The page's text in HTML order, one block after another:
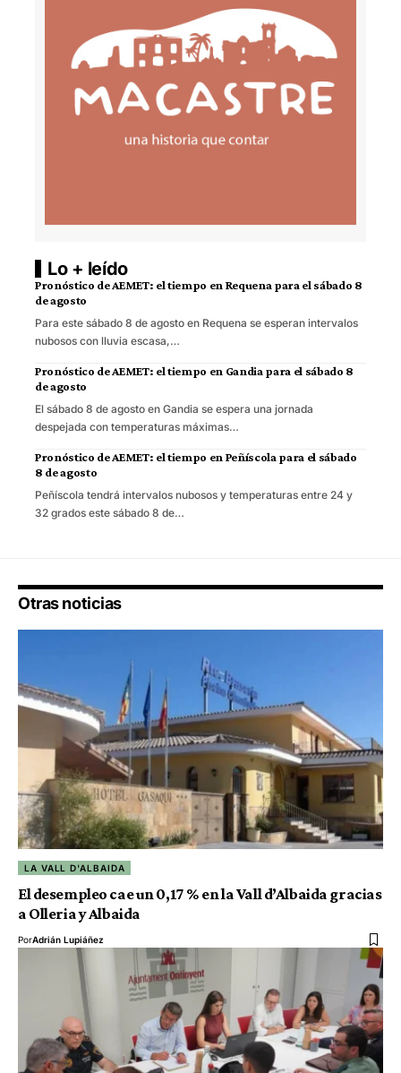
Lo + leído
Pronóstico de AEMET: el tiempo en Requena para el sábado 8
de agosto
Para este sábado 8 de agosto en Requena se esperan intervalos
nubosos con lluvia escasa,…
Pronóstico de AEMET: el tiempo en Gandia para el sábado 8
de agosto
El sábado 8 de agosto en Gandia se espera una jornada
despejada con temperaturas máximas…
Pronóstico de AEMET: el tiempo en Peñíscola para el sábado
8 de agosto
Peñíscola tendrá intervalos nubosos y temperaturas entre 24 y
32 grados este sábado 8 de…
Otras noticias
LA VALL D'ALBAIDA
El desempleo cae un 0,17 % en la Vall d’Albaida gracias
a Olleria y Albaida
PorAdrián Lupiáñez